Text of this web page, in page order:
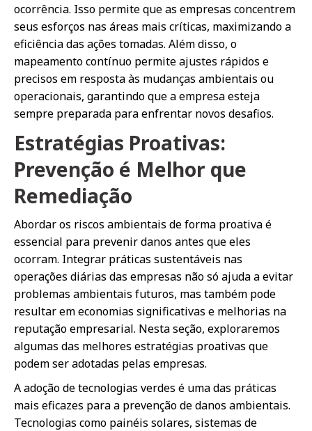
ocorrência. Isso permite que as empresas concentrem
seus esforços nas áreas mais críticas, maximizando a
eficiência das ações tomadas. Além disso, o
mapeamento contínuo permite ajustes rápidos e
precisos em resposta às mudanças ambientais ou
operacionais, garantindo que a empresa esteja
sempre preparada para enfrentar novos desafios.
Estratégias Proativas:
Prevenção é Melhor que
Remediação
Abordar os riscos ambientais de forma proativa é
essencial para prevenir danos antes que eles
ocorram. Integrar práticas sustentáveis nas
operações diárias das empresas não só ajuda a evitar
problemas ambientais futuros, mas também pode
resultar em economias significativas e melhorias na
reputação empresarial. Nesta seção, exploraremos
algumas das melhores estratégias proativas que
podem ser adotadas pelas empresas.
A adoção de tecnologias verdes é uma das práticas
mais eficazes para a prevenção de danos ambientais.
Tecnologias como painéis solares, sistemas de